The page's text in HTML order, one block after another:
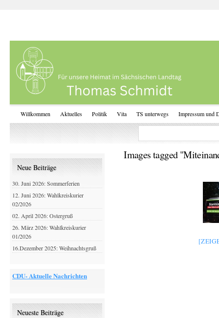
Willkommen Aktuelles Politik Vita TS unterwegs Impressum und
Images tagged
Neue Beiträge
30. Juni 2026: Sommerferien
12. Juni 2026: Wahlkreiskurier
02/2026
02. April 2026: Ostergruß
26. März 2026: Wahlkreiskurier
01/2026
16.Dezember 2025: Weihnachtsgruß
CDU- Aktuelle Nachrichten
Neueste Beiträge